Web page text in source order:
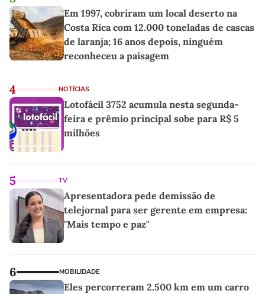
Em 1997, cobriram um local deserto na
Costa Rica com 12.000 toneladas de cascas
de laranja; 16 anos depois, ninguém
reconheceu a paisagem
4 NOTÍCIAS
Lotofácil 3752 acumula nesta segunda-
feira e prêmio principal sobe para R$ 5
milhões
5 TV
Apresentadora pede demissão de
telejornal para ser gerente em empresa:
"Mais tempo e paz"
6 MOBILIDADE
Eles percorreram 2.500 km em um carro